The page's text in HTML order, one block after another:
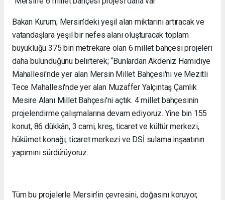
Bakan Kurum; Mersin’deki yeşil alan miktarını artıracak ve
vatandaşlara yeşil bir nefes alanı oluşturacak toplam
büyüklüğü 375 bin metrekare olan 6 millet bahçesi projeleri
daha bulunduğunu belirterek; “Bunlardan Akdeniz Hamidiye
Mahallesi'nde yer alan Mersin Millet Bahçesi'ni ve Mezitli
Tece Mahallesi'nde yer alan Muzaffer Yalçıntaş Çamlık
Mesire Alanı Millet Bahçesi'ni açtık. 4 millet bahçesinin
projelendirme çalışmalarına devam ediyoruz. Yine bin 155
konut, 86 dükkân, 3 cami, kreş, ticaret ve kültür merkezi,
hükümet konağı, ticaret merkezi ve DSİ sulama inşaatının
yapımını sürdürüyoruz.
Tüm bu projelerle Mersin’in çevresini, doğasını koruyor,